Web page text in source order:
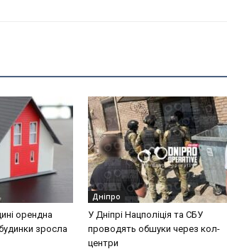
орендна
зросла
Дніпро
У Дніпрі Нацполіція та СБУ
проводять обшуки через кол-
центри